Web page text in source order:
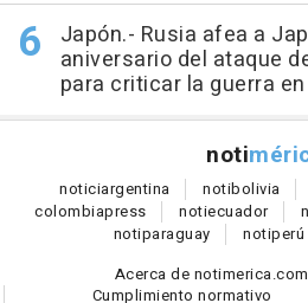
Japón.- Rusia afea a
aniversario del ataque
para criticar la guerra
noti
noticiargentina notibolivia
colombiapress notiecuador
notiparaguay notiperú
Acerca de notimerica.com
Cumplimiento normativo